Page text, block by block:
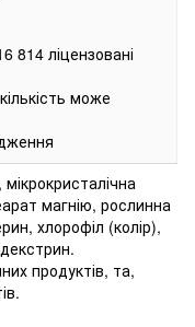
ліцензовані
може
магнію, рослинна
хлорофіл (колір),
продуктів, та,